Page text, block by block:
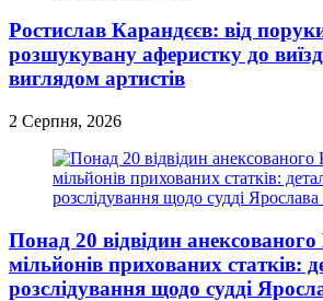
Ростислав Карандєєв: від
розшукувану аферистку до
виглядом артистів
2 Серпня, 2026
Понад 20 відвідин
мільйонів прихованих статків:
розслідування щодо судді